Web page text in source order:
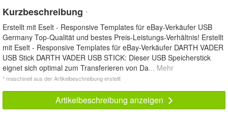
Kurzbeschreibung *
Erstellt mit Eselt - Responsive Templates für eBay-Verkäufer USB
Germany Top-Qualität und bestes Preis-Leistungs-Verhältnis! Erstellt
mit Eselt - Responsive Templates für eBay-Verkäufer DARTH VADER
USB Stick DARTH VADER USB STICK: Dieser USB Speicherstick
eignet sich optimal zum Transferieren von Da... Mehr
* maschinell aus der Artikelbeschreibung erstellt
Artikelbeschreibung anzeigen